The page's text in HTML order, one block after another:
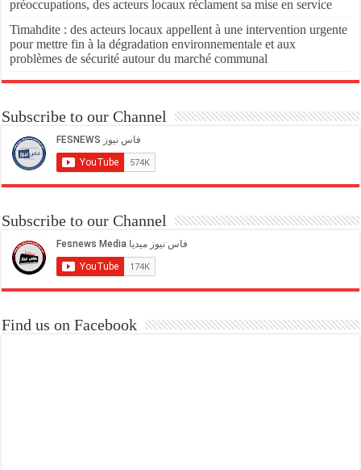
préoccupations, des acteurs locaux réclament sa mise en service
Timahdite : des acteurs locaux appellent à une intervention urgente
pour mettre fin à la dégradation environnementale et aux
problèmes de sécurité autour du marché communal
Subscribe to our Channel
Subscribe to our Channel
Find us on Facebook